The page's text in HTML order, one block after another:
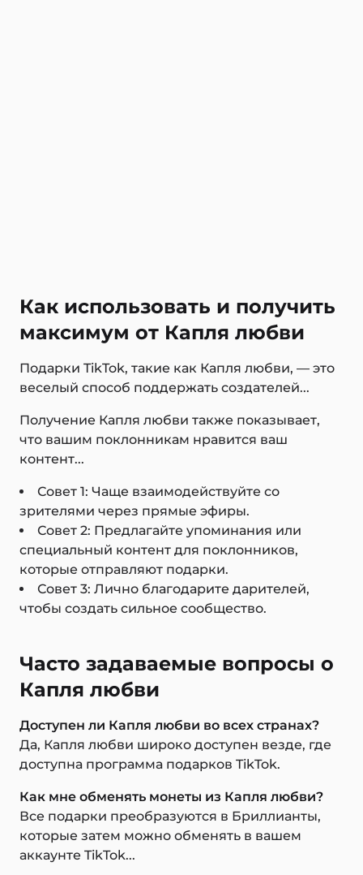
Как использовать и получить
максимум от Капля любви
Подарки TikTok, такие как Капля любви, — это
веселый способ поддержать создателей...
Получение Капля любви также показывает,
что вашим поклонникам нравится ваш
контент...
Совет 1: Чаще взаимодействуйте со
зрителями через прямые эфиры.
Совет 2: Предлагайте упоминания или
специальный контент для поклонников,
которые отправляют подарки.
Совет 3: Лично благодарите дарителей,
чтобы создать сильное сообщество.
Часто задаваемые вопросы о
Капля любви
Доступен ли Капля любви во всех странах?
Да, Капля любви широко доступен везде, где
доступна программа подарков TikTok.
Как мне обменять монеты из Капля любви?
Все подарки преобразуются в Бриллианты,
которые затем можно обменять в вашем
аккаунте TikTok...